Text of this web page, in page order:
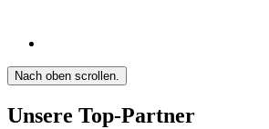
Nach oben scrollen.
Unsere Top-Partner